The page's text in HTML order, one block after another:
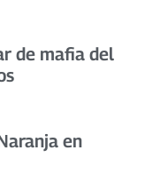
de mafia del
en